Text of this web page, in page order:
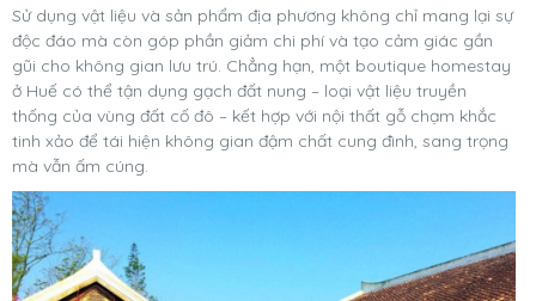
Sử dụng vật liệu và sản phẩm địa phương không chỉ mang lại sự
độc đáo mà còn góp phần giảm chi phí và tạo cảm giác gần
gũi cho không gian lưu trú. Chẳng hạn, một boutique homestay
ở Huế có thể tận dụng gạch đất nung – loại vật liệu truyền
thống của vùng đất cố đô – kết hợp với nội thất gỗ chạm khắc
tinh xảo để tái hiện không gian đậm chất cung đình, sang trọng
mà vẫn ấm cúng.